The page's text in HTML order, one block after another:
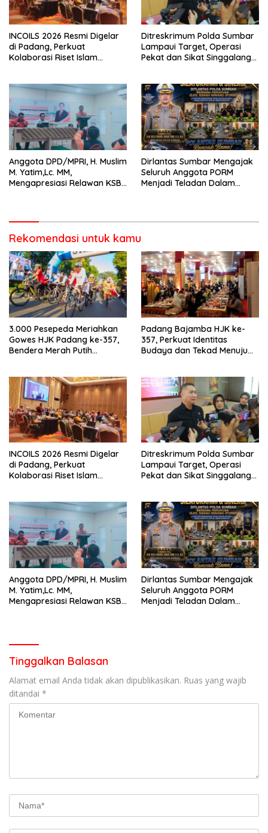
INCOILS 2026 Resmi Digelar
di Padang, Perkuat
Kolaborasi Riset Islam
Ditreskrimum Polda Sumbar
Lampaui Target, Operasi
Pekat dan Sikat Singgalang
Anggota DPD/MPRI, H. Muslim
M. Yatim,Lc. MM,
Mengapresiasi Relawan KSB
Dirlantas Sumbar Mengajak
Seluruh Anggota PORM
Menjadi Teladan Dalam
Berkendara
Rekomendasi untuk kamu
3.000 Pesepeda Meriahkan
Gowes HJK Padang ke-357,
Bendera Merah Putih
Padang Bajamba HJK ke-
357, Perkuat Identitas
Budaya dan Tekad Menuju
INCOILS 2026 Resmi Digelar
di Padang, Perkuat
Kolaborasi Riset Islam
Ditreskrimum Polda Sumbar
Lampaui Target, Operasi
Pekat dan Sikat Singgalang
Anggota DPD/MPRI, H. Muslim
M. Yatim,Lc. MM,
Mengapresiasi Relawan KSB
Dirlantas Sumbar Mengajak
Seluruh Anggota PORM
Menjadi Teladan Dalam
Tinggalkan Balasan
Alamat email Anda tidak akan dipublikasikan. Ruas yang wajib
ditandai *